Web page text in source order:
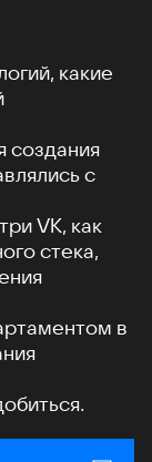
какие
создания
с
VK, как
стека,
в